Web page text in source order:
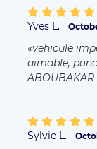
Yves L.
vehicule
aimable,
ABOUBAKAR
Sylvie L.